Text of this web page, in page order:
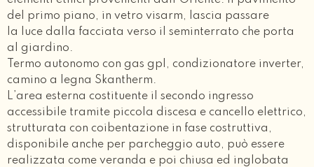
del primo piano, in vetro visarm, lascia passare
la luce dalla facciata verso il seminterrato che porta
al giardino.
Termo autonomo con gas gpl, condizionatore inverter,
camino a legna Skantherm.
L’area esterna costituente il secondo ingresso
accessibile tramite piccola discesa e cancello elettrico,
strutturata con coibentazione in fase costruttiva,
disponibile anche per parcheggio auto, può essere
realizzata come veranda e poi chiusa ed inglobata